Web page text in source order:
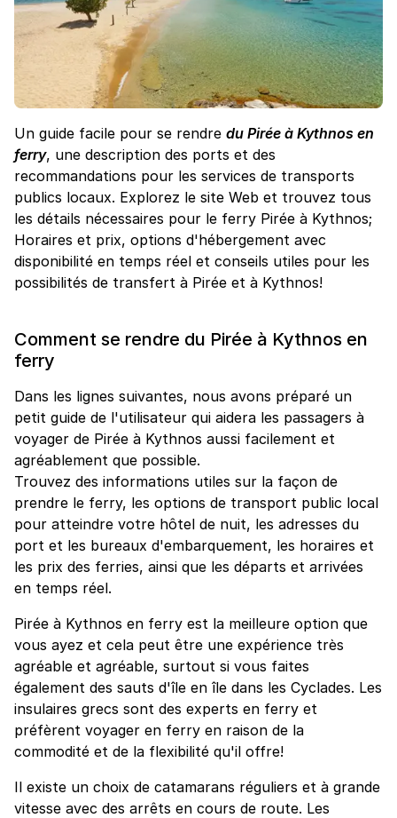
Un guide facile pour se rendre du Pirée à Kythnos en
ferry, une description des ports et des
recommandations pour les services de transports
publics locaux. Explorez le site Web et trouvez tous
les détails nécessaires pour le ferry Pirée à Kythnos;
Horaires et prix, options d'hébergement avec
disponibilité en temps réel et conseils utiles pour les
possibilités de transfert à Pirée et à Kythnos!
Comment se rendre du Pirée à Kythnos en
ferry
Dans les lignes suivantes, nous avons préparé un
petit guide de l'utilisateur qui aidera les passagers à
voyager de Pirée à Kythnos aussi facilement et
agréablement que possible.
Trouvez des informations utiles sur la façon de
prendre le ferry, les options de transport public local
pour atteindre votre hôtel de nuit, les adresses du
port et les bureaux d'embarquement, les horaires et
les prix des ferries, ainsi que les départs et arrivées
en temps réel.
Pirée à Kythnos en ferry est la meilleure option que
vous ayez et cela peut être une expérience très
agréable et agréable, surtout si vous faites
également des sauts d'île en île dans les Cyclades. Les
insulaires grecs sont des experts en ferry et
préfèrent voyager en ferry en raison de la
commodité et de la flexibilité qu'il offre!
Il existe un choix de catamarans réguliers et à grande
vitesse avec des arrêts en cours de route. Les